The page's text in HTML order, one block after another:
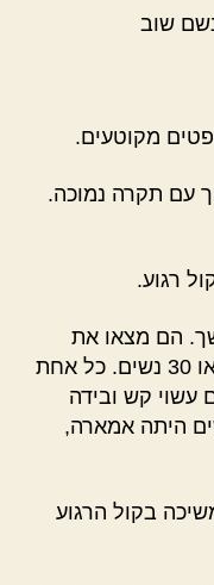
שוב
מקוטעים.
עם תקרה נמוכה.
רגוע.
הם מצאו את
עצמם עומדים מול קבוצה של 20 או 30 נשים. כל אחת
עשוי קש ובידה
היתה אמארה,
בקול הרגוע